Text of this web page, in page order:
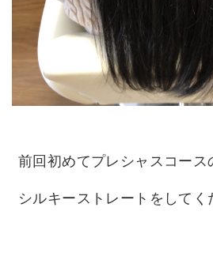
前回初めてプレシャスコース
シルキーストレートをしてく